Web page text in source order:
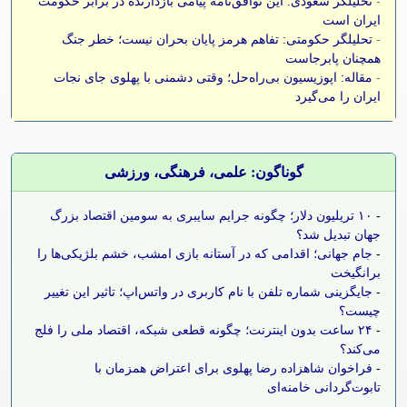
ایران است
- تحلیلگر حکومتی: تفاهم هرمز پایان بحران نیست؛ خطر جنگ
همچنان پابرجاست
- مقاله: اپوزیسیون بی‌راه‌حل؛ وقتی دشمنی با پهلوی جای نجات
ایران را می‌گیرد
گوناگون: علمی، فرهنگی، ورزشی
-
۱۰ تریلیون دلار؛ چگونه جرایم سایبری به سومین اقتصاد بزرگ
جهان تبدیل شد؟
- جام جهانی؛ اقدامی که در آستانه بازی امشب، خشم بلژیکی‌ها را
برانگیخت
- جایگزینی شماره تلفن با نام کاربری در واتس‌اپ؛ تاثیر این تغییر
چیست؟
-
۲۴ ساعت بدون اینترنت؛ چگونه قطعی شبکه، اقتصاد ملی را فلج
می‌کند؟
- فراخوان شاهزاده رضا پهلوی برای اعتراض همزمان با
تابوت‌گردانی خامنه‌ای